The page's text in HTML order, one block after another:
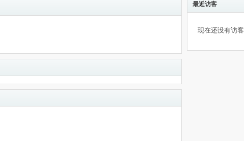
最近访客
现在还没有访客